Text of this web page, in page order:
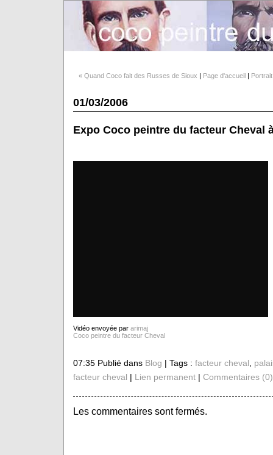
« Quand Coco fait des Russes de Sioux | Page d'accueil|
01/03/2006
Expo Coco peintre du facteur Cheval
Vidéo envoyée par arimaj
Coco peintre du facteur Cheval
07:35 Publié dans Blog | Tags : facteur cheval
facteur cheval | Lien permanent| Commentaires (0)
Les commentaires sont fermés.